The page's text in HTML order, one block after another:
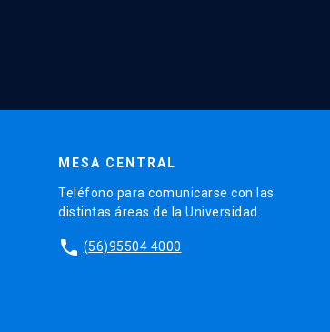
MESA CENTRAL
Teléfono para comunicarse con las
distintas áreas de la Universidad.
phone (56)95504 4000